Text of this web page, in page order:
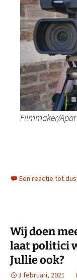
Filmmaker/
Een reactie tot
Wij doen
laat politici
Jullie ook?
3 februari, 2021